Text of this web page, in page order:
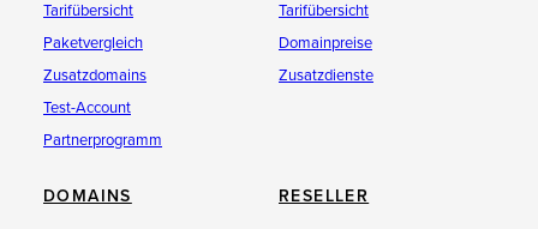
Tarifübersicht
Paketvergleich
Zusatzdomains
Test-Account
Partnerprogramm
Tarifübersicht
Domainpreise
Zusatzdienste
DOMAINS RESELLER